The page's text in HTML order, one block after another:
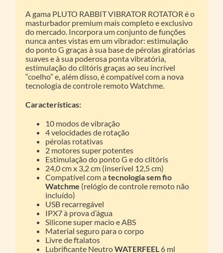
A gama PLUTO RABBIT VIBRATOR ROTATOR é o
masturbador premium mais completo e exclusivo
do mercado. Incorpora um conjunto de funções
nunca antes vistas em um vibrador: estimulação
do ponto G graças à sua base de pérolas giratórias
suaves e à sua poderosa ponta vibratória,
estimulação do clitóris graças ao seu incrível
“coelho” e, além disso, é compatível com a nova
tecnologia de controle remoto Watchme.
Características:
10 modos de vibração
4 velocidades de rotação
pérolas rotativas
2 motores super potentes
Estimulação do ponto G e do clitóris
24,0 cm x 3,2 cm (inserível 12,5 cm)
Compatível com atecnologia sem fio
Watchme (relógio de controle remoto não
incluído)
USB recarregável
IPX7 à prova d’água
Silicone super macio e ABS
Material seguro para o corpo
Livre de ftalatos
Lubrificante NeutroWATERFEEL 6 ml